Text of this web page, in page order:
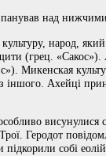
над
народ,
(грец.
Микенская
іншого. Ахейці
висунулися
Трої. Геродот
собі